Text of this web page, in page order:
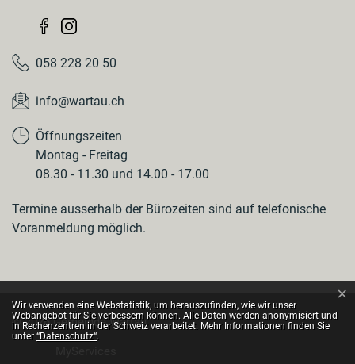
058 228 20 50
info@wartau.ch
Öffnungszeiten
Montag - Freitag
08.30 - 11.30 und 14.00 - 17.00
Termine ausserhalb der Bürozeiten sind auf telefonische
Voranmeldung möglich.
© 2026 Gemeinde Wartau
Toolbar
Webstatistik
Wir verwenden eine Webstatistik, um herauszufinden, wie wir unser
Webangebot für Sie verbessern können. Alle Daten werden anonymisiert und
in Rechenzentren in der Schweiz verarbeitet. Mehr Informationen finden Sie
unter“Datenschutz“.
×